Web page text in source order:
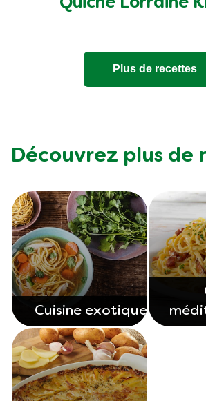
Quiche Lorraine
Plus de recettes
Découvrez plus de
Cuisine exotique